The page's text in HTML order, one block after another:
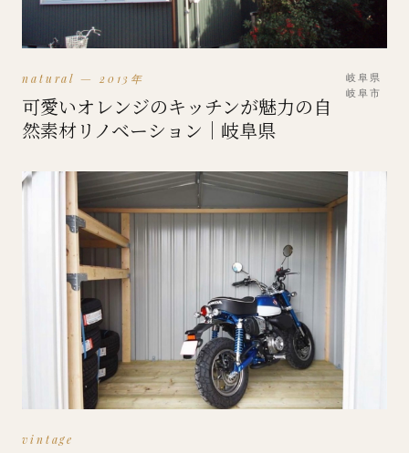
natural — 2013年
可愛いオレンジのキッチンが魅力の自
然素材リノベーション｜岐阜県
岐阜県
岐阜市
vintage